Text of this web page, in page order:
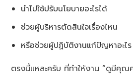
นำไปใช้ปรับนโยบายอะไรได้
ช่วยผู้บริหารตัดสินใจเรื่องไหน
หรือช่วยผู้ปฏิบัติงานแก้ปัญหาอะไร
ตรงนี้แหละครับ ที่ทำให้งาน “ดูมีคุณ